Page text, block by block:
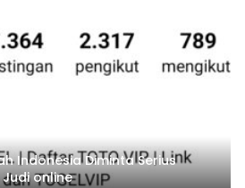
Indonesia Diminta Serius
online